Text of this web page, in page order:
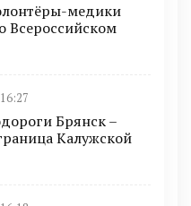
медики
Всероссийском
Брянск –
Калужской